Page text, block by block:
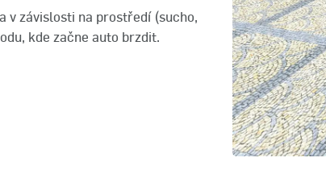
v závislosti na prostředí (sucho,
kde začne auto brzdit.